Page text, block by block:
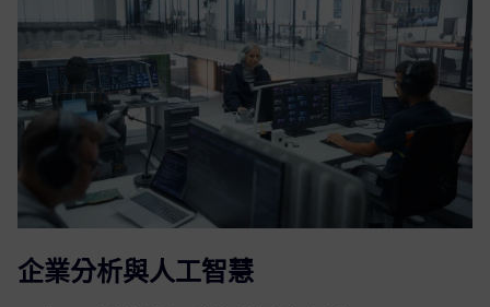
企業分析與人工智慧